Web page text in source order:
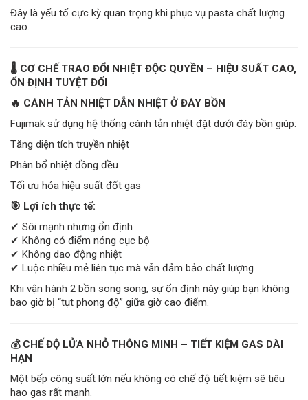
Đây là yếu tố cực kỳ quan trọng khi phục vụ pasta chất lượng
cao.
🌡 CƠ CHẾ TRAO ĐỔI NHIỆT ĐỘC QUYỀN – HIỆU SUẤT CAO,
ỔN ĐỊNH TUYỆT ĐỐI
🔥 CÁNH TẢN NHIỆT DẪN NHIỆT Ở ĐÁY BỒN
Fujimak sử dụng hệ thống cánh tản nhiệt đặt dưới đáy bồn giúp:
Tăng diện tích truyền nhiệt
Phân bổ nhiệt đồng đều
Tối ưu hóa hiệu suất đốt gas
🎯 Lợi ích thực tế:
✔ Sôi mạnh nhưng ổn định
✔ Không có điểm nóng cục bộ
✔ Không dao động nhiệt
✔ Luộc nhiều mẻ liên tục mà vẫn đảm bảo chất lượng
Khi vận hành 2 bồn song song, sự ổn định này giúp bạn không
bao giờ bị “tụt phong độ” giữa giờ cao điểm.
💰 CHẾ ĐỘ LỬA NHỎ THÔNG MINH – TIẾT KIỆM GAS DÀI
HẠN
Một bếp công suất lớn nếu không có chế độ tiết kiệm sẽ tiêu
hao gas rất mạnh.